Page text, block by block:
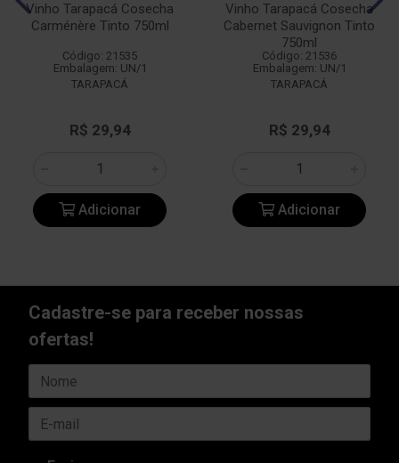
Vinho Tarapacá Cosecha
Carménère Tinto 750ml
Código: 21535
Embalagem: UN/1
TARAPACÁ
R$ 29,94
Adicionar
Vinho Tarapacá Cosecha
Cabernet Sauvignon Tinto
750ml
Código: 21536
Embalagem: UN/1
TARAPACÁ
R$ 29,94
Adicionar
Cadastre-se para receber nossas
ofertas!